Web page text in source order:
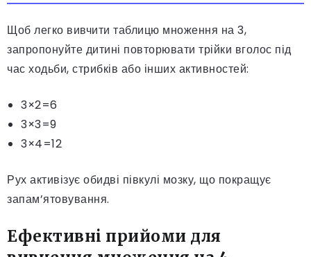
Щоб легко вивчити таблицю множення на 3,
запропонуйте дитині повторювати трійки вголос під
час ходьби, стрибків або інших активностей:
3×2=6
3×3=9
3×4=12
Рух активізує обидві півкулі мозку, що покращує
запам’ятовування.
Ефективні прийоми для